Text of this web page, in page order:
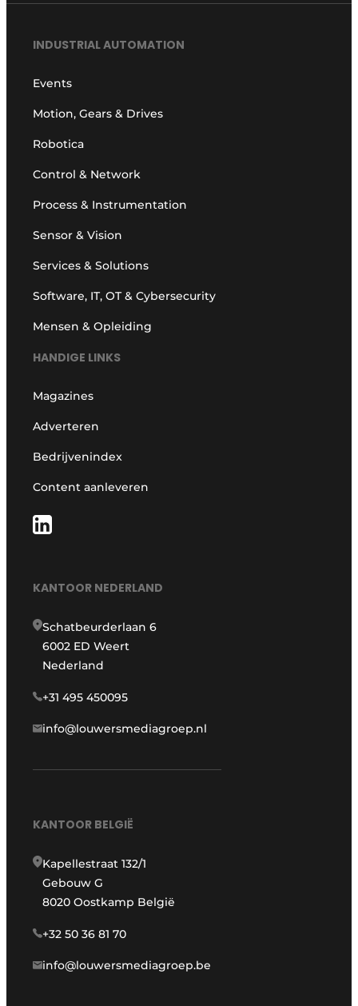
INDUSTRIAL AUTOMATION
Events
Motion, Gears & Drives
Robotica
Control & Network
Process & Instrumentation
Sensor & Vision
Services & Solutions
Software, IT, OT & Cybersecurity
Mensen & Opleiding
HANDIGE LINKS
Magazines
Adverteren
Bedrijvenindex
Content aanleveren
KANTOOR NEDERLAND
Schatbeurderlaan 6
6002 ED Weert
Nederland
+31 495 450095
info@louwersmediagroep.nl
KANTOOR BELGIË
Kapellestraat 132/1
Gebouw G
8020 Oostkamp België
+32 50 36 81 70
info@louwersmediagroep.be